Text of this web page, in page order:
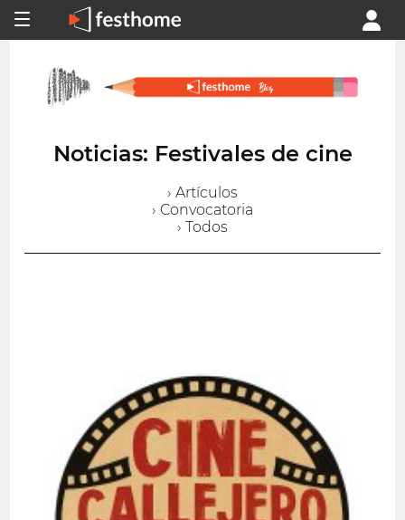
Noticias: Festivales de cine
› Artículos
› Convocatoria
› Todos